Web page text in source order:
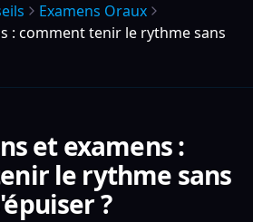
Examens Oraux
: comment tenir le rythme sans
et examens :
le rythme sans
?